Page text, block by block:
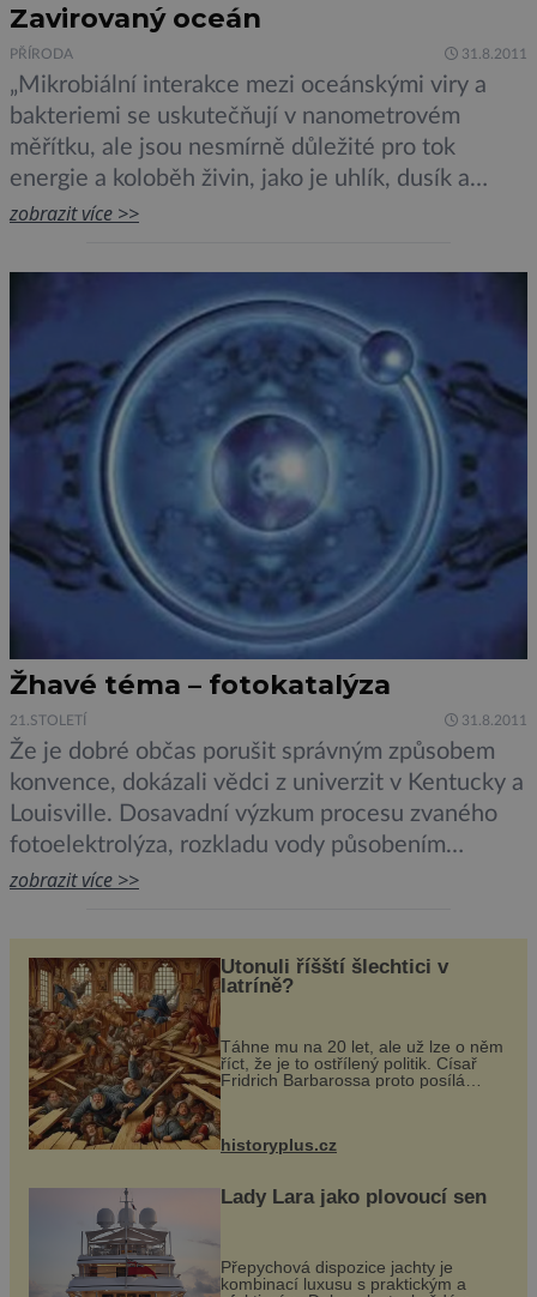
Zavirovaný oceán
PŘÍRODA 31.8.2011
„Mikrobiální interakce mezi oceánskými viry a
bakteriemi se uskutečňují v nanometrovém
měřítku, ale jsou nesmírně důležité pro tok
energie a koloběh živin, jako je uhlík, dusík a
fosfor, v ekosystému rozsahu světových oceánů,“
Kalifornské Univerzitě v Santa Barbaře. I když
neviditelné pouhým okem, jsou mořské
mikroorganismy dominantní formou života […]
zobrazit více >>
Žhavé téma – fotokatalýza
21.STOLETÍ 31.8.2011
Že je dobré občas porušit správným způsobem
konvence, dokázali vědci z univerzit v Kentucky a
Louisville. Dosavadní výzkum procesu zvaného
fotoelektrolýza, rozkladu vody působením
slunečního záření, byl zaměřen na určitý typ
poučkám a prozkoumat materiál, který nemá to
„správné“ strukturní uspořádání. S použitím
teoretických výpočtů si vytipovali levný
polovodičový materiál […]
zobrazit více >>
Utonuli říšští šlechtici v
latríně?
Táhne mu na 20 let, ale už lze o něm
říct, že je to ostřílený politik. Císař
Fridrich Barbarossa proto posílá
historyplus.cz
Lady Lara jako plovoucí sen
Přepychová dispozice jachty je
kombinací luxusu s praktickým a